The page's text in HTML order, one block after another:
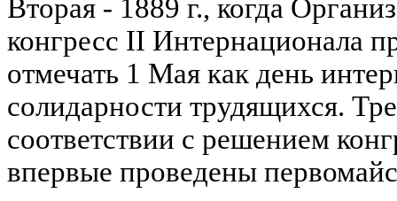
Вторая - 1889 г., когда
конгресс II Интернационала
отмечать 1 Мая как день
солидарности трудящихся.
соответствии с решением
впервые проведены